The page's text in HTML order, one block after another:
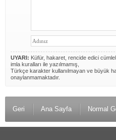
UYARI: Küfür, hakaret, rencide edici
imla kuralları ile yazılmamış,
Türkçe karakter kullanılmayan ve büyük
onaylanmamaktadır.
Geri Ana Sayfa Normal